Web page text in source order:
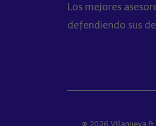
Los mejores
defendiendo sus
© 2026 Villanueva